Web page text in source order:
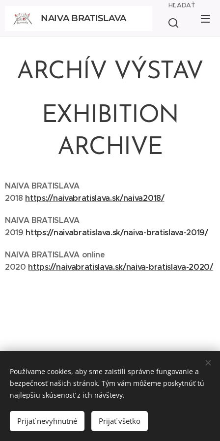
NAIVA BRATISLAVA
HĽADAŤ
ARCHÍV VÝSTAV
EXHIBITION
ARCHIVE
NAIVA BRATISLAVA
2018 https://naivabratislava.sk/naiva2018/
NAIVA BRATISLAVA
2019 https://naivabratislava.sk/naiva-bratislava-2019/
NAIVA BRATISLAVA online
2020 https://naivabratislava.sk/naiva-bratislava-2020/
NAIVA BRATISLAVA©
autorské práva vyhradené / all rights reserved
Slovenčina
American English
Používame cookies, aby sme zaistili správne fungovanie a
bezpečnosť našich stránok. Tým vám môžeme poskytnúť tú
najlepšiu skúsenosť z ich návštevy.
Prijať nevyhnutné Prijať všetko